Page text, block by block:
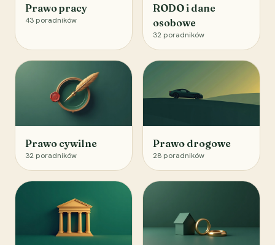
Prawo pracy
43 poradników
RODO i dane
osobowe
32 poradników
Prawo cywilne
32 poradników
Prawo drogowe
28 poradników